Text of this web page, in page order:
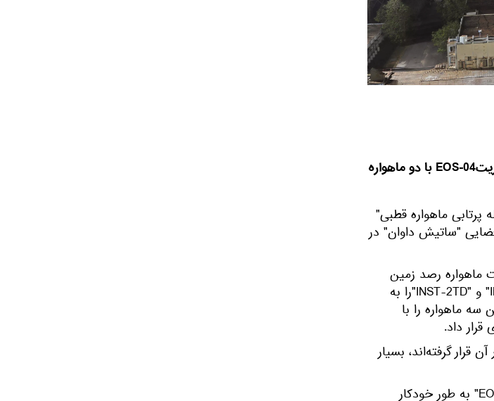
سازمان تحقیقات فضایی هند روز دوشنبه اطلاع داد که ماموریتEOS-04 با دو ماهواره
ماهواره قطبی"
فضایی "ساتیش داوان" در
ماهواره رصد زمین
"EOS-4" و دو ماهواره فناوری و علمی به نام "INSPIREsat-1" و "INST-2TD"را به
17 دقیقه و 34 ثانیه‌ای، این سه ماهواره را با
قرار گرفته‌اند، بسیار
پس از جدا شدن از راکت، دو آرایه خورشیدی ماهواره"EOS-04" به طور خودکار